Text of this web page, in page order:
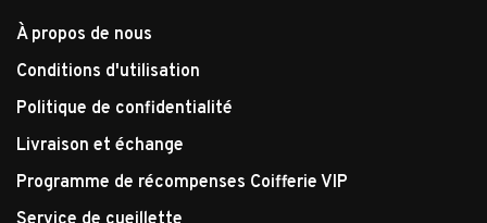
À propos de nous
Conditions d'utilisation
Politique de confidentialité
Livraison et échange
Programme de récompenses Coifferie VIP